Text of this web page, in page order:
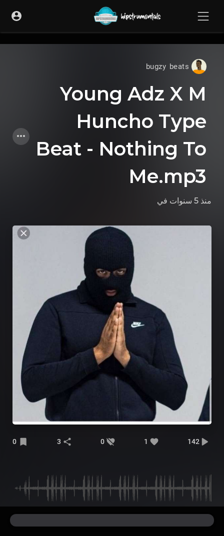
bugzy beats
Young Adz X M
Huncho Type
Beat - Nothing To
Me.mp3
منذ 5 سنوات في
142
1
0
3
0